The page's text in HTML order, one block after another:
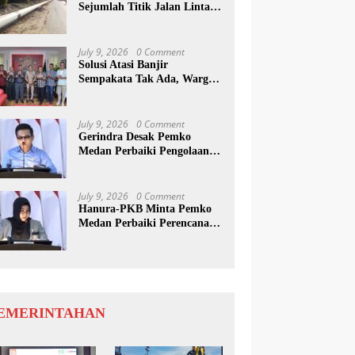
Sejumlah Titik Jalan Lintas
meningkatkan Kewaspadaan
July 9, 2026 0 Comment
Solusi Atasi Banjir
Sempakata Tak Ada, Warga
July 9, 2026 0 Comment
Gerindra Desak Pemko
Medan Perbaiki Pengolaan
July 9, 2026 0 Comment
Hanura-PKB Minta Pemko
Medan Perbaiki Perencanaan